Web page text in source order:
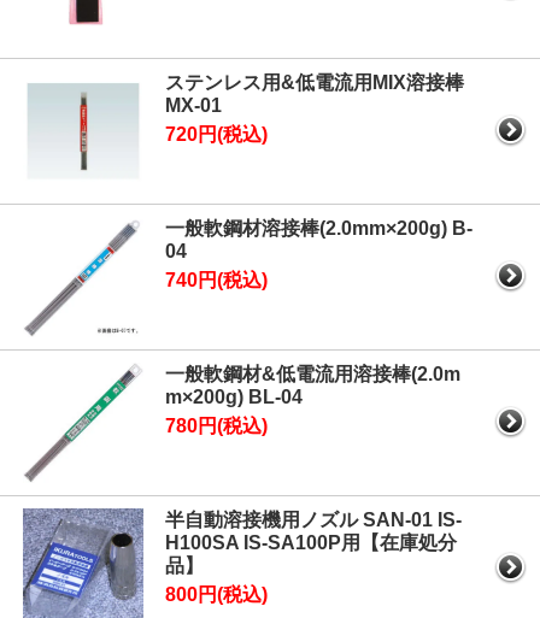
ステンレス用&低電流用MIX溶接棒
MX-01
720円(税込)
一般軟鋼材溶接棒(2.0mm×200g) B-
04
740円(税込)
一般軟鋼材&低電流用溶接棒(2.0m
m×200g) BL-04
780円(税込)
半自動溶接機用ノズル SAN-01 IS-
H100SA IS-SA100P用【在庫処分
品】
800円(税込)